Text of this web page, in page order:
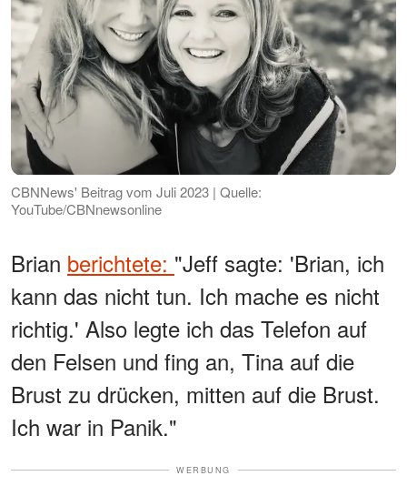
CBNNews' Beitrag vom Juli 2023 | Quelle:
YouTube/CBNnewsonline
Brian berichtete: "Jeff sagte: 'Brian, ich
kann das nicht tun. Ich mache es nicht
richtig.' Also legte ich das Telefon auf
den Felsen und fing an, Tina auf die
Brust zu drücken, mitten auf die Brust.
Ich war in Panik."
WERBUNG